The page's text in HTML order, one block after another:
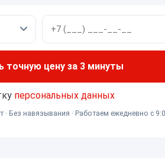
точную цену за 3 минуты
персональных данных
· Без навязывания · Работаем ежедневно с